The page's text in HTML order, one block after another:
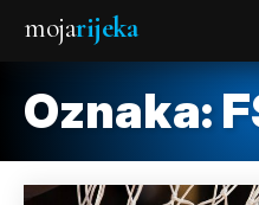
mojarijeka
Oznaka: